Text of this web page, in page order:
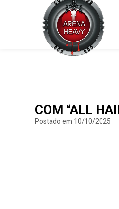
COM “ALL
Postado em 10/10/2025